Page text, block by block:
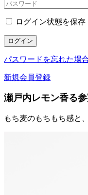
ログイン状態を保存
ログイン
パスワードを忘れた場
新規会員登録
瀬戸内レモン香る
もち麦のもちもち感と